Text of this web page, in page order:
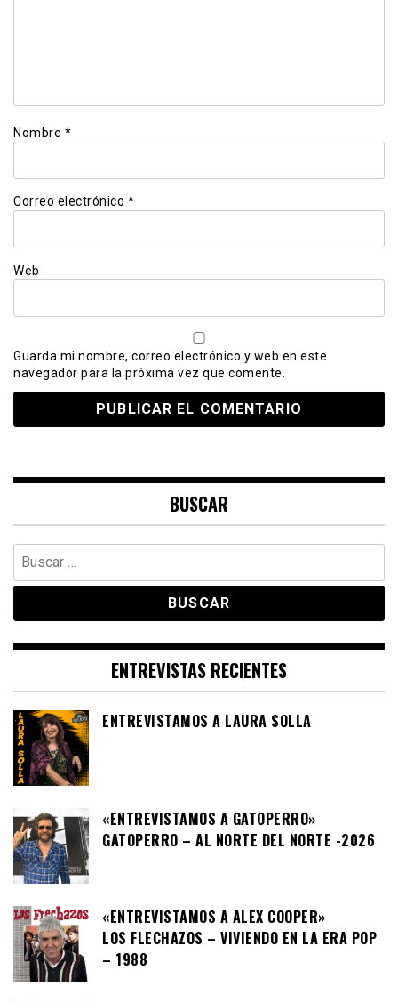
Nombre *
Correo electrónico *
Web
Guarda mi nombre, correo electrónico y web en este
navegador para la próxima vez que comente.
BUSCAR
Buscar:
ENTREVISTAS RECIENTES
ENTREVISTAMOS A LAURA SOLLA
«ENTREVISTAMOS A GATOPERRO»
GATOPERRO – AL NORTE DEL NORTE -2026
«ENTREVISTAMOS A ALEX COOPER»
LOS FLECHAZOS – VIVIENDO EN LA ERA POP
– 1988